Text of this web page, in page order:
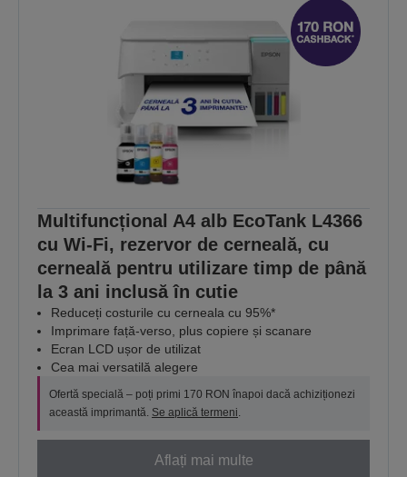
Multifuncțional A4 alb EcoTank L4366
cu Wi-Fi, rezervor de cerneală, cu
cerneală pentru utilizare timp de până
la 3 ani inclusă în cutie
Reduceți costurile cu cerneala cu 95%*
Imprimare față-verso, plus copiere și scanare
Ecran LCD ușor de utilizat
Cea mai versatilă alegere
Ofertă specială – poți primi 170 RON înapoi dacă achiziționezi
această imprimantă. Se aplică termeni.
Aflați mai multe